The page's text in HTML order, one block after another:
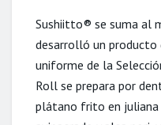
Sushiitto® se suma al
desarrolló un
uniforme de la
Roll se prepara por
plátano frito en juliana